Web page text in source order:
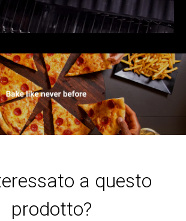
a questo
prodotto?